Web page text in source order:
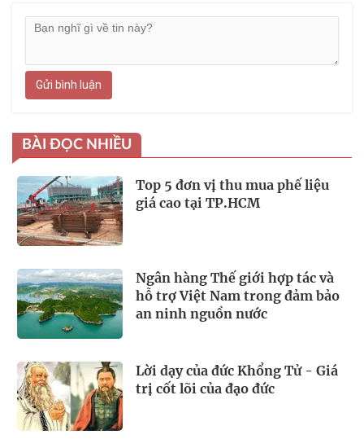
Gửi bình luận
BÀI ĐỌC NHIỀU
Top 5 đơn vị thu mua phế liệu
giá cao tại TP.HCM
Ngân hàng Thế giới hợp tác và
hỗ trợ Việt Nam trong đảm bảo
an ninh nguồn nước
Lời dạy của đức Khổng Tử - Giá
trị cốt lõi của đạo đức